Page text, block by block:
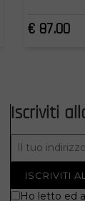
€ 87.00
Iscriviti
Ho letto ed